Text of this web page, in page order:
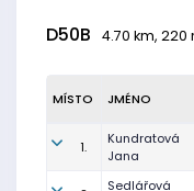
D50B 4.70 km, 220
MÍSTO JMÉNO
1.
Kundratová
Jana
Sedlářová